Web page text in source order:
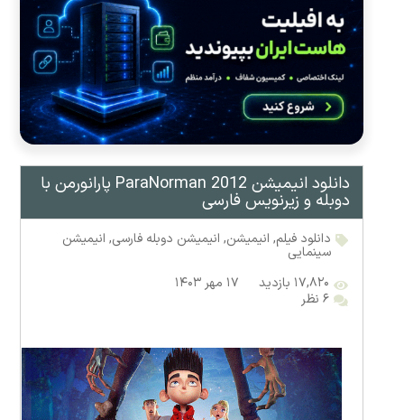
دانلود انیمیشن ParaNorman 2012 پارانورمن با
دوبله و زیرنویس فارسی
دانلود فیلم, انیمیشن, انیمیشن دوبله فارسی, انیمیشن
سینمایی
۱۷,۸۲۰ بازدید
۱۷ مهر ۱۴۰۳
۶ نظر